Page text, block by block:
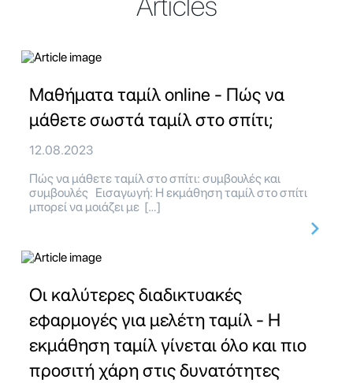
Μαθήματα ταμίλ online - Πώς να
μάθετε σωστά ταμίλ στο σπίτι;
12.08.2023
Πώς να μάθετε ταμίλ στο σπίτι: συμβουλές και
συμβουλές Εισαγωγή: Η εκμάθηση ταμίλ στο σπίτι
μπορεί να μοιάζει με […]
Οι καλύτερες διαδικτυακές
εφαρμογές για μελέτη ταμίλ - Η
εκμάθηση ταμίλ γίνεται όλο και πιο
προσιτή χάρη στις δυνατότητες